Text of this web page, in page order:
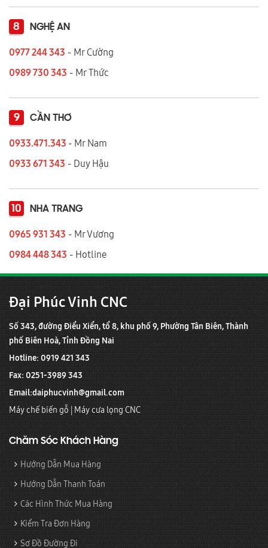
8 NGHỆ AN
0977 244 343 - Mr Cường
0989 730 343 - Mr Thức
9 CẦN THƠ
0933.471.343 - Mr Nam
0933 671 343 - Duy Hậu
10 NHA TRANG
0965 931 343 - Mr Vương
0984 448 343 - Hotline
Đại Phúc Vinh CNC
Số 343, đường Điểu Xiển, tổ 8, khu phố 9, Phường Tân Biên, Thành
phố Biên Hoà, Tỉnh Đồng Nai
Hotline: 0919 421 343
Fax: 0251-3989 343
Email:daiphucvinh@gmail.com
Máy chế biến gỗ | Máy cưa lọng CNC
Chăm Sóc Khách Hàng
Hướng Dẫn Mua Hàng
Hướng Dẫn Thanh Toán
Các Hình Thức Mua Hàng
Kiểm Tra Đơn Hàng
Sơ Đồ Đường Đi